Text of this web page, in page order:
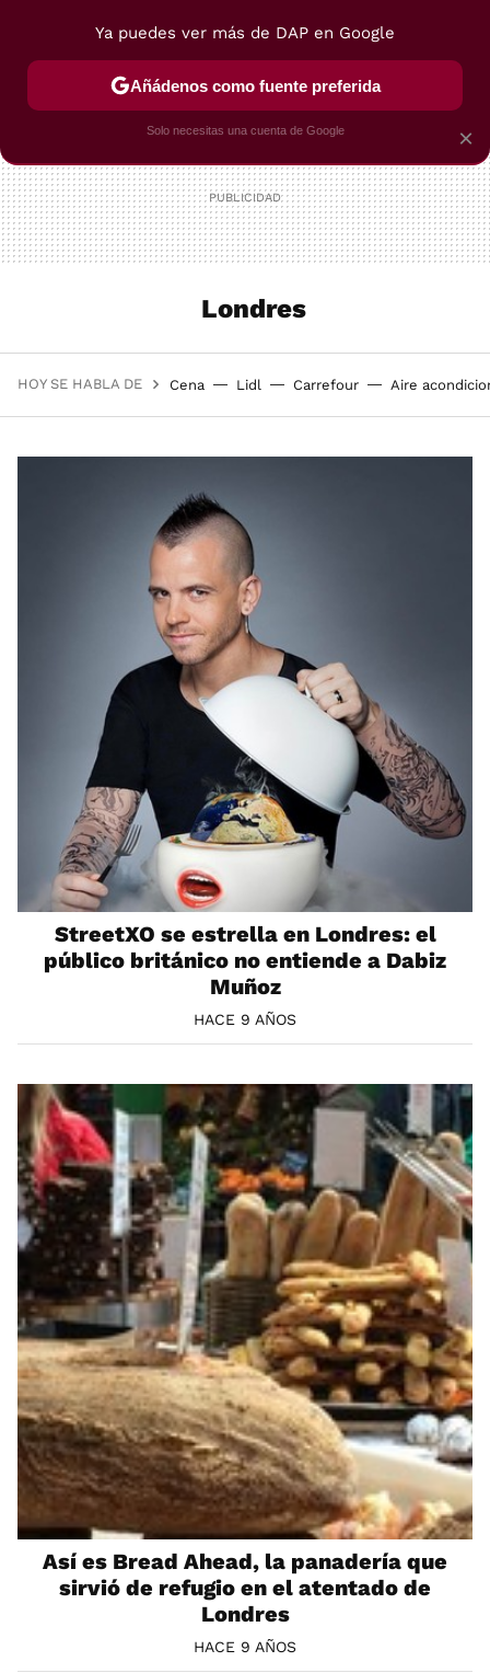
POSTRES VIAJES SELECCIÓN VEGUI
Londres
HOY SE HABLA DE Cena Lidl Carrefour Aire
StreetXO se estrella en Londres: el
público británico no entiende a Dabiz
Muñoz
HACE 9 AÑOS
Así es Bread Ahead, la panadería que
sirvió de refugio en el atentado de
Londres
HACE 9 AÑOS
×
Ya puedes ver más de DAP en Google
Añádenos como fuente preferida
Solo necesitas una cuenta de Google